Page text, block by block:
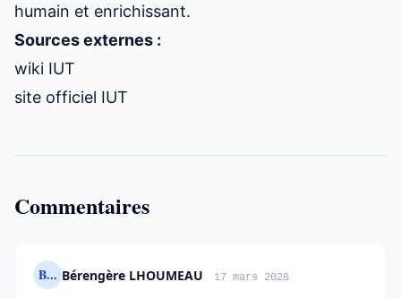
humain et enrichissant.
Sources externes :
wiki IUT
site officiel IUT
Commentaires
B... Bérengère LHOUMEAU 17 mars 2026